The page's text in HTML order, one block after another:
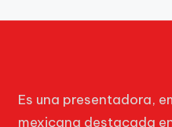
Es una presentadora,
mexicana destacada